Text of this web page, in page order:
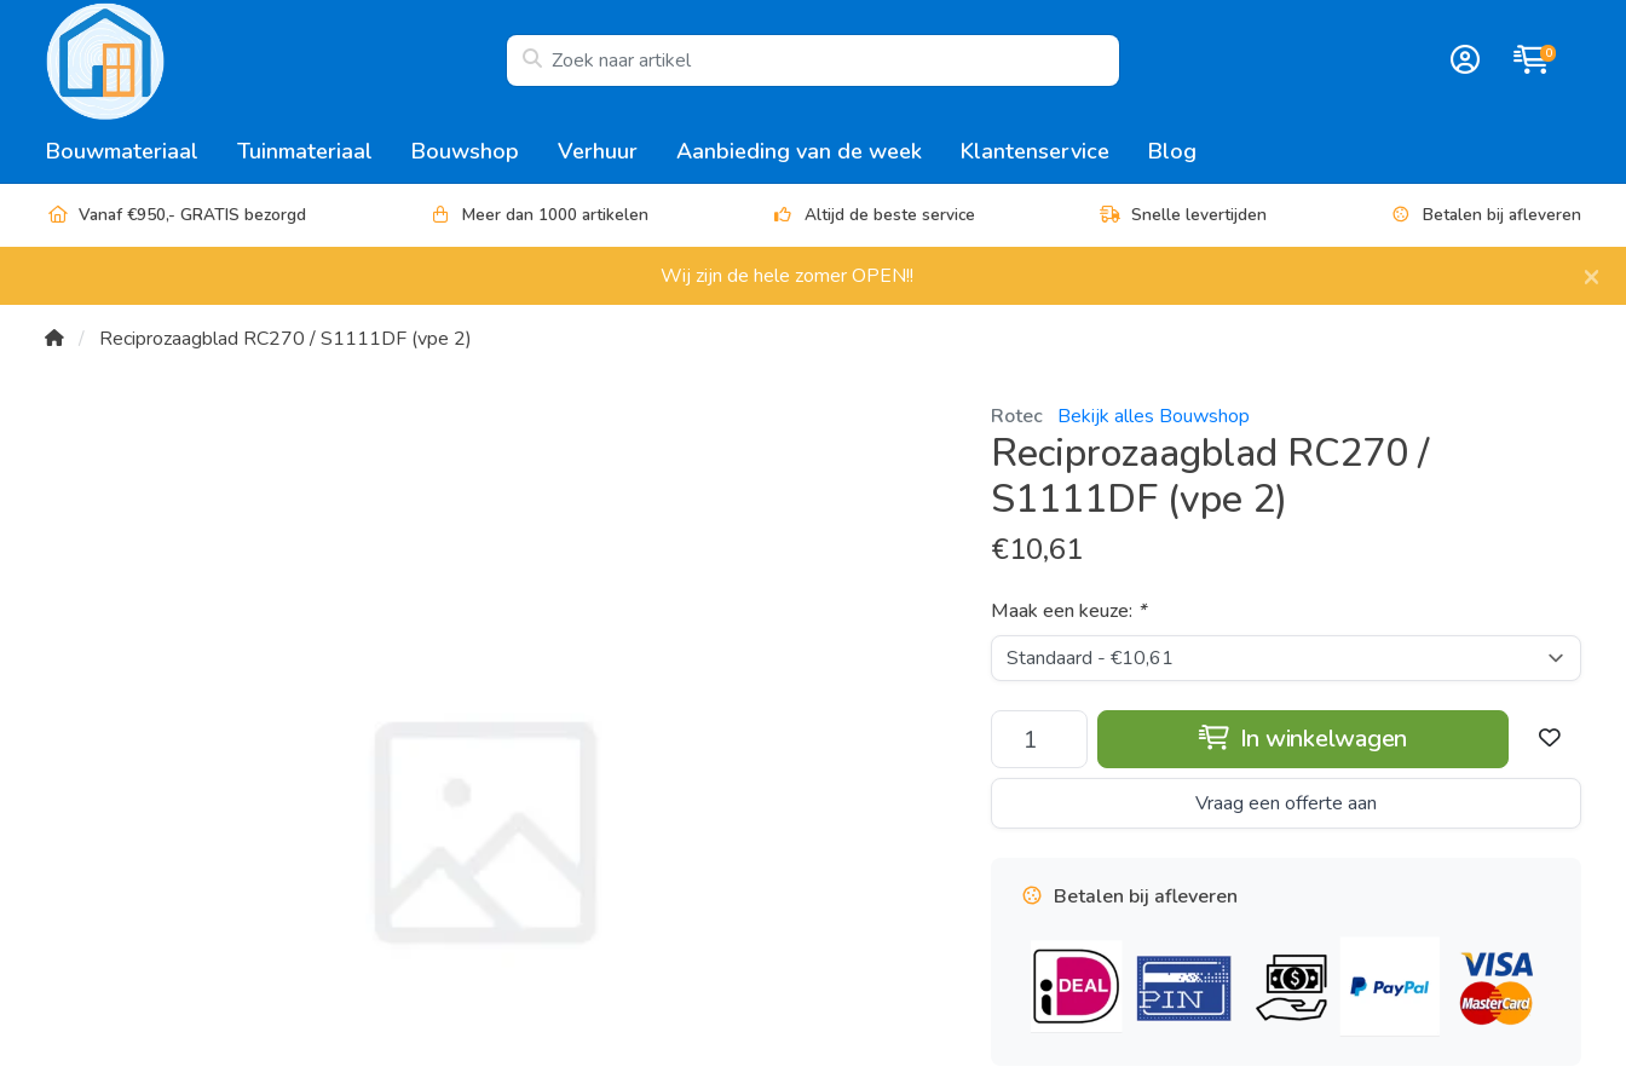
0
Bouwmateriaal Tuinmateriaal Bouwshop Verhuur Aanbieding van de week Klantenservice Blog
Vanaf €950,- GRATIS bezorgd Meer dan 1000 artikelen Altijd de beste service Snelle levertijden Betalen bij afleveren
Wij zijn de hele zomer OPEN!! ×
Reciprozaagblad RC270 / S1111DF (vpe 2)
Rotec Bekijk alles Bouwshop
Reciprozaagblad RC270 /
S1111DF (vpe 2)
€10,61
Maak een keuze: *
In winkelwagen
Vraag een offerte aan
Betalen bij afleveren